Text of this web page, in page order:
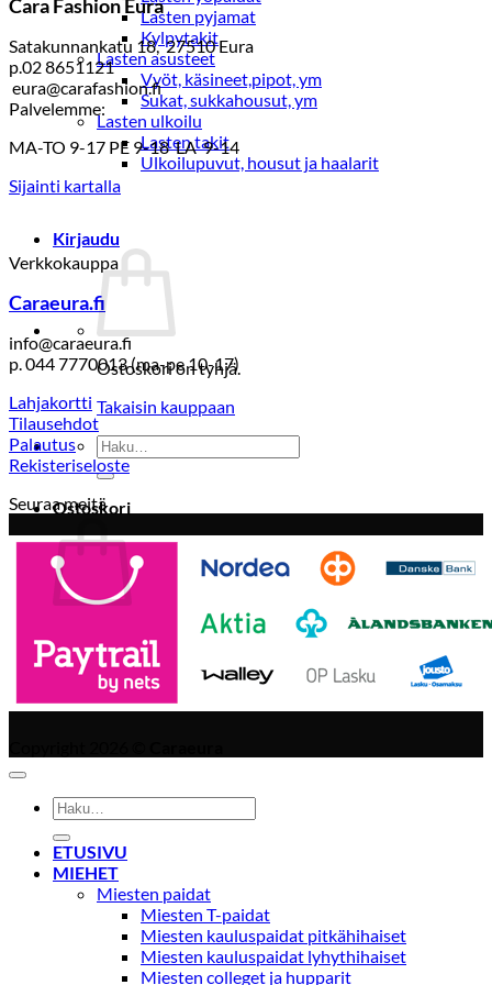
Lasten pyjamat
Kylpytakit
Lasten asusteet
Vyöt, käsineet,pipot, ym
Sukat, sukkahousut, ym
Lasten ulkoilu
Lasten takit
Ulkoilupuvut, housut ja haalarit
Kirjaudu
Ostoskori on tyhjä.
Takaisin kauppaan
Etsi:
Ostoskori
Ostoskori on tyhjä.
Takaisin kauppaan
Cara Fashion Eura
Satakunnankatu 18, 27510 Eura
p.02 8651121
eura@carafashion.fi
Palvelemme:
MA-TO 9-17 PE 9-18 LA 9-14
Sijainti kartalla
Verkkokauppa
Caraeura.fi
info@caraeura.fi
p. 044 7770013 (ma-pe 10-17)
Lahjakortti
Tilausehdot
Palautus
Rekisteriseloste
Seuraa meitä
Etsi:
ETUSIVU
MIEHET
Miesten paidat
Miesten T-paidat
Miesten kauluspaidat pitkähihaiset
Miesten kauluspaidat lyhythihaiset
Miesten colleget ja hupparit